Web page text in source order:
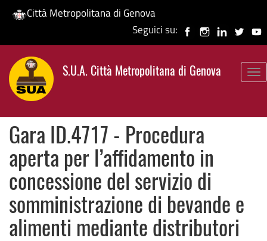
Salta
contenuto
principale
Città Metropolitana di Genova
Seguici su:
S.U.A. Città Metropolitana di Genova
Gara ID.4717 - Procedura
aperta per l’affidamento in
concessione del servizio di
somministrazione di bevande e
alimenti mediante distributori